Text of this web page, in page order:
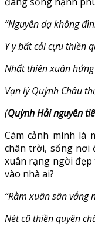
“Nguyên dạ không
Y y bất cải cựu thiền
Nhất thiên xuân
Vạn lý Quỳnh Châu
(Quỳnh Hải nguyên
Cám cảnh mình là
chân trời, sống nơi
xuân rạng ngời
vào nhà ai?
“Rằm xuân sân vắng
Nét cũ thiền quyên